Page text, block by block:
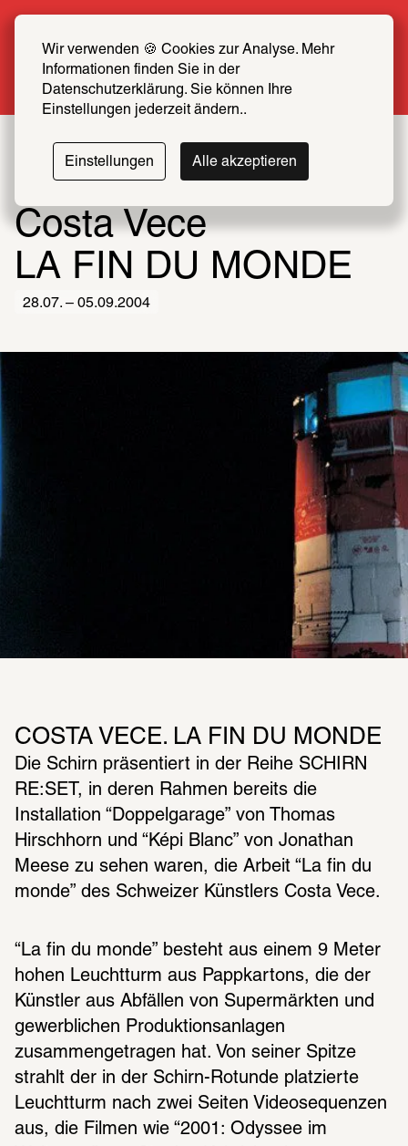
Wir verwenden 🍪 Cookies zur Analyse. Mehr
Informationen finden Sie in der
Datenschutzerklärung. Sie können Ihre
Einstellungen jederzeit ändern..
Einstellungen Alle akzeptieren
SCHIRN FREUND*IN werden
Mehr erfahren
Costa Vece
LA FIN DU MONDE
28.07. – 05.09.2004
COSTA VECE. LA FIN DU MONDE
Die Schirn präsentiert in der Reihe SCHIRN
RE:SET, in deren Rahmen bereits die
Installation “Doppelgarage” von Thomas
Hirschhorn und “Képi Blanc” von Jonathan
Meese zu sehen waren, die Arbeit “La fin du
monde” des Schweizer Künstlers Costa Vece.
“La fin du monde” besteht aus einem 9 Meter
hohen Leuchtturm aus Pappkartons, die der
Künstler aus Abfällen von Supermärkten und
gewerblichen Produktionsanlagen
zusammengetragen hat. Von seiner Spitze
strahlt der in der Schirn-Rotunde platzierte
Leuchtturm nach zwei Seiten Videosequenzen
aus, die Filmen wie “2001: Odyssee im